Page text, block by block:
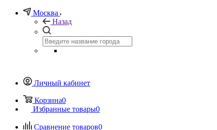
Москва
Назад
Личный кабинет
Корзина0
Избранные товары0
Сравнение товаров0